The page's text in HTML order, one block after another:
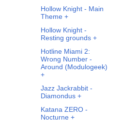
Hollow Knight - Main
Theme +
Hollow Knight -
Resting grounds +
Hotline Miami 2:
Wrong Number -
Around (Modulogeek)
+
Jazz Jackrabbit -
Diamondus +
Katana ZERO -
Nocturne +